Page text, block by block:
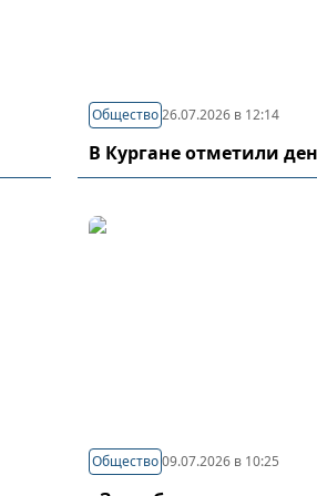
Общество 26.07.2026 в 12:14
В Кургане отметили
Общество 09.07.2026 в 10:25